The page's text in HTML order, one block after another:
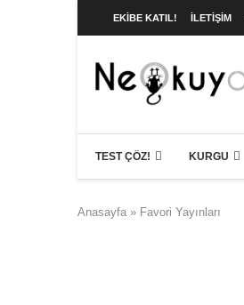
EKIBE KATIL! İLETIŞIM
TEST ÇÖZ! KURGU
Anasayfa » Favori Yayınları